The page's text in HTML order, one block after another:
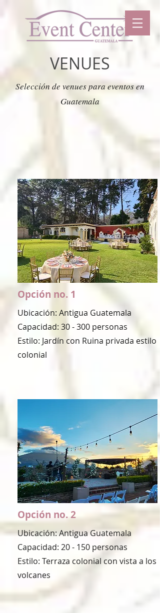
VENUES
Selección de venues para eventos en
Guatemala
Opción no. 1
Ubicación: Antigua Guatemala
Capacidad: 30 - 300 personas
Estilo: Jardín con Ruina privada estilo
colonial
Opción no. 2
Ubicación: Antigua Guatemala
Capacidad: 20 - 150 personas
Estilo: Terraza colonial con vista a los
volcanes